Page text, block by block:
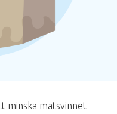
minska matsvinnet